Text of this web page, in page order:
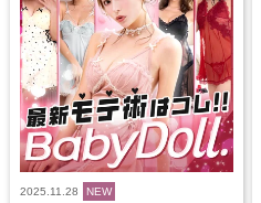
2025.11.28 NEW